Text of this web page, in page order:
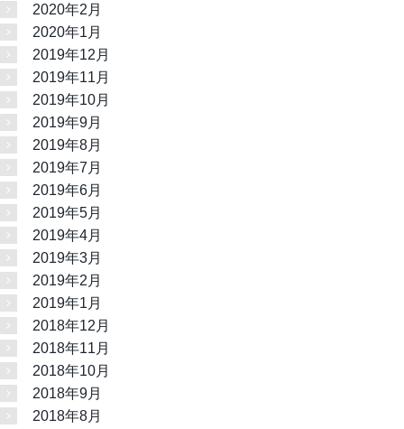
2020年2月
2020年1月
2019年12月
2019年11月
2019年10月
2019年9月
2019年8月
2019年7月
2019年6月
2019年5月
2019年4月
2019年3月
2019年2月
2019年1月
2018年12月
2018年11月
2018年10月
2018年9月
2018年8月